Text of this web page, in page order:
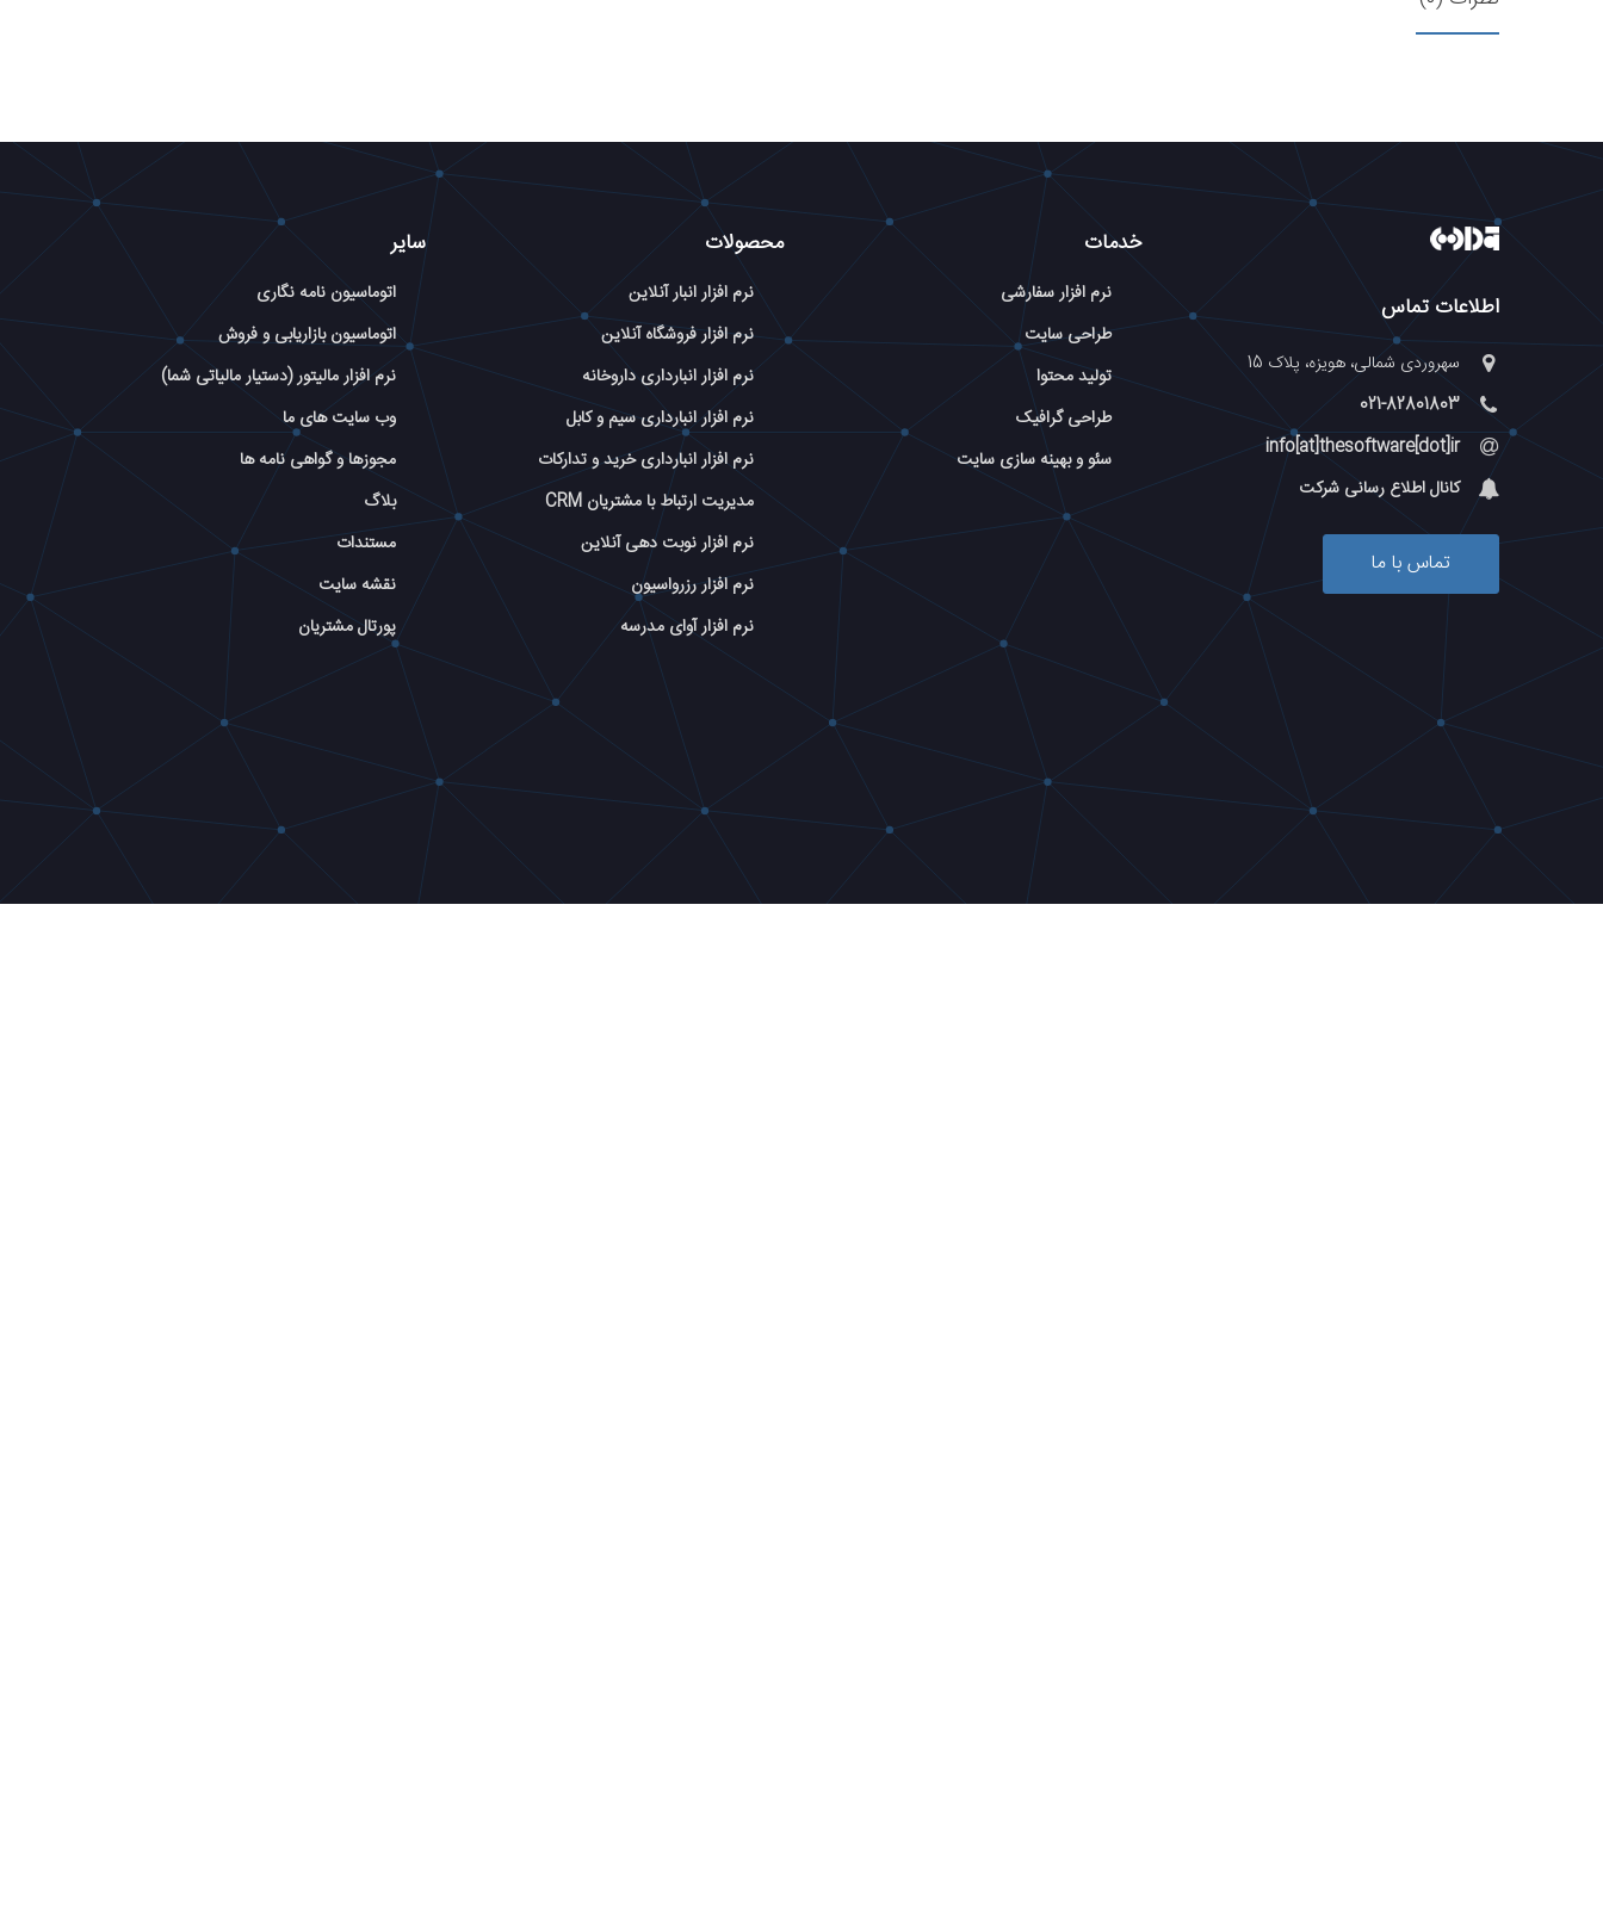
اطلاعات تماس
سهروردی شمالی، هویزه، پلاک 15
021-82801803
info[at]thesoftware[dot]ir
کانال اطلاع رسانی شرکت
تماس با ما
خدمات
نرم افزار سفارشی
طراحی سایت
تولید محتوا
طراحی گرافیک
سئو و بهینه سازی سایت
محصولات
نرم افزار انبار آنلاین
نرم افزار فروشگاه آنلاین
نرم افزار انبارداری داروخانه
نرم افزار انبارداری سیم و کابل
نرم افزار انبارداری خرید و تدارکات
مدیریت ارتباط با مشتریان CRM
نرم افزار نوبت دهی آنلاین
نرم افزار رزرواسیون
نرم افزار آوای مدرسه
سایر
اتوماسیون نامه نگاری
اتوماسیون بازاریابی و فروش
نرم افزار مالیتور (دستیار مالیاتی شما)
وب سایت های ما
مجوزها و گواهی نامه ها
بلاگ
مستندات
نقشه سایت
پورتال مشتریان